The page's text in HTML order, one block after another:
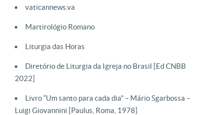
vaticannews.va
Martirológio Romano
Liturgia das Horas
Diretório de Liturgia da Igreja no Brasil [Ed CNBB
2022]
Livro “Um santo para cada dia” – Mário Sgarbossa –
Luigi Giovannini [Paulus, Roma, 1978]